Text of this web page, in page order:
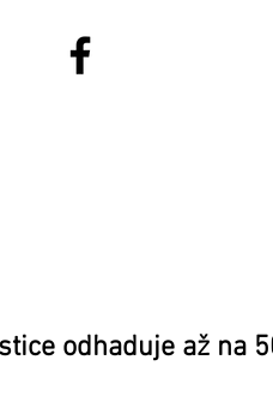
odhaduje až na